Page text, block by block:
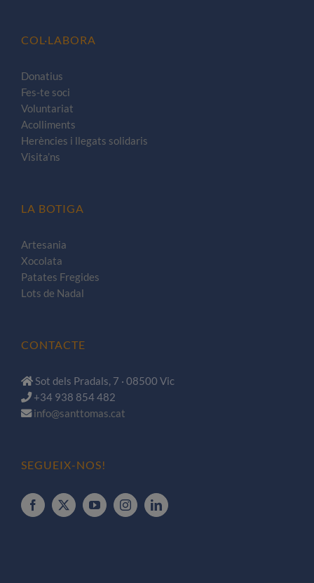
COL·LABORA
Donatius
Fes-te soci
Voluntariat
Acolliments
Herències i llegats solidaris
Visita’ns
LA BOTIGA
Artesania
Xocolata
Patates Fregides
Lots de Nadal
CONTACTE
Sot dels Pradals, 7 · 08500 Vic
+34 938 854 482
info@santtomas.cat
SEGUEIX-NOS!